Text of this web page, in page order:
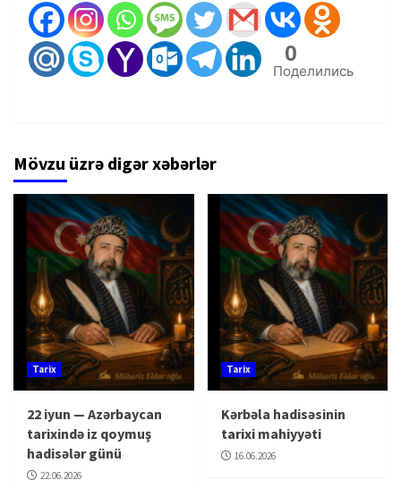
0
Поделились
Mövzu üzrə digər xəbərlər
Tarix
22 iyun — Azərbaycan
tarixində iz qoymuş
hadisələr günü
22.06.2026
Tarix
Kərbəla hadisəsinin
tarixi mahiyyəti
16.06.2026